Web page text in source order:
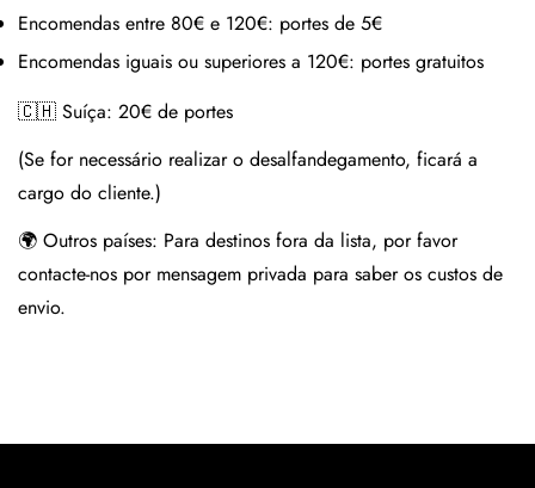
Encomendas entre 80€ e 120€: portes de 5€
Encomendas iguais ou superiores a 120€: portes gratuitos
🇨🇭 Suíça: 20€ de portes
(Se for necessário realizar o desalfandegamento, ficará a
cargo do cliente.)
🌍 Outros países: Para destinos fora da lista, por favor
contacte-nos por mensagem privada para saber os custos de
envio.